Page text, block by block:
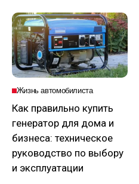
Жизнь автомобилиста
Как правильно купить
генератор для дома и
бизнеса: техническое
руководство по выбору
и эксплуатации